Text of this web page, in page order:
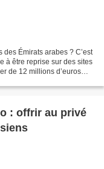
Émirats arabes ? C’est
à être reprise sur des sites
de 12 millions d’euros
: offrir au privé